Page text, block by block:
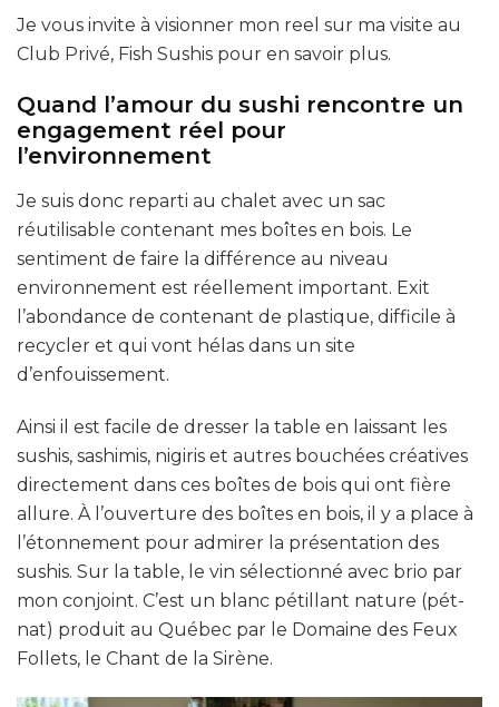
Je vous invite à visionner mon reel sur ma visite au
Club Privé, Fish Sushis pour en savoir plus.
Quand l’amour du sushi rencontre un
engagement réel pour
l’environnement
Je suis donc reparti au chalet avec un sac
réutilisable contenant mes boîtes en bois. Le
sentiment de faire la différence au niveau
environnement est réellement important. Exit
l’abondance de contenant de plastique, difficile à
recycler et qui vont hélas dans un site
d’enfouissement.
Ainsi il est facile de dresser la table en laissant les
sushis, sashimis, nigiris et autres bouchées créatives
directement dans ces boîtes de bois qui ont fière
allure. À l’ouverture des boîtes en bois, il y a place à
l’étonnement pour admirer la présentation des
sushis. Sur la table, le vin sélectionné avec brio par
mon conjoint. C’est un blanc pétillant nature (pét-
nat) produit au Québec par le Domaine des Feux
Follets, le Chant de la Sirène.